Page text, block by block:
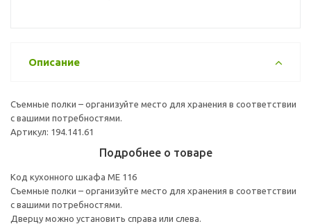
Описание
Съемные полки – организуйте место для хранения в соответствии
с вашими потребностями.
Артикул: 194.141.61
Подробнее о товаре
Код кухонного шкафа ME 116
Съемные полки – организуйте место для хранения в соответствии
с вашими потребностями.
Дверцу можно установить справа или слева.